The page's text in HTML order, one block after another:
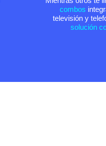
combos
televisión y
solución